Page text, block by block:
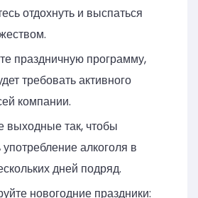
отдохнуть и выспаться
праздничную программу,
требовать активного
компании.
выходные так, чтобы
алкоголя в
дней подряд.
новогодние праздники: